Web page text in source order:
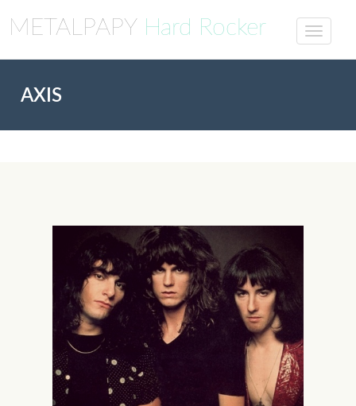
METALPAPY Hard Rocker
AXIS